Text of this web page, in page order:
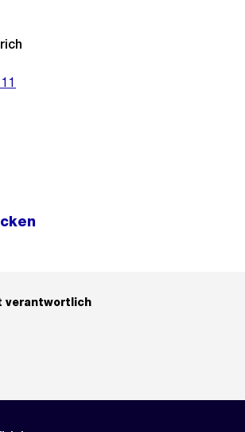
verantwortlich